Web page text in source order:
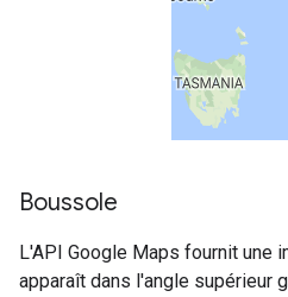
Boussole
L'API Google Maps fournit une
apparaît dans l'angle supérieur